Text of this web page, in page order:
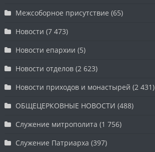
Межсоборное присутствие (65)
Новости (7 473)
Новости епархии (5)
Новости отделов (2 623)
Новости приходов и монастырей (2 431)
ОБЩЕЦЕРКОВНЫЕ НОВОСТИ (488)
Служение митрополита (1 756)
Служение Патриарха (397)